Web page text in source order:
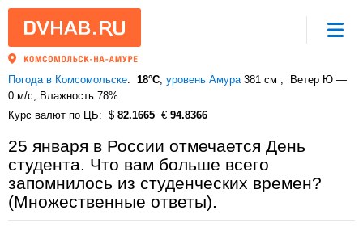
Погода в Комсомольске 18°C, уровень Амура381 см
Ветер Ю —
0 м/с, Влажность 78%
Курс валют по ЦБ
82.1665 94.8366
25 января в России отмечается День
студента. Что вам больше всего
запомнилось из студенческих времен?
(Множественные ответы).